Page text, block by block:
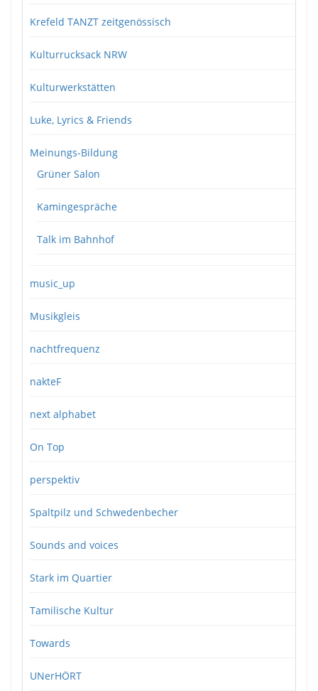
Krefeld TANZT zeitgenössisch
Kulturrucksack NRW
Kulturwerkstätten
Luke, Lyrics & Friends
Meinungs-Bildung
Grüner Salon
Kamingespräche
Talk im Bahnhof
music_up
Musikgleis
nachtfrequenz
nakteF
next alphabet
On Top
perspektiv
Spaltpilz und Schwedenbecher
Sounds and voices
Stark im Quartier
Tamilische Kultur
Towards
UNerHÖRT